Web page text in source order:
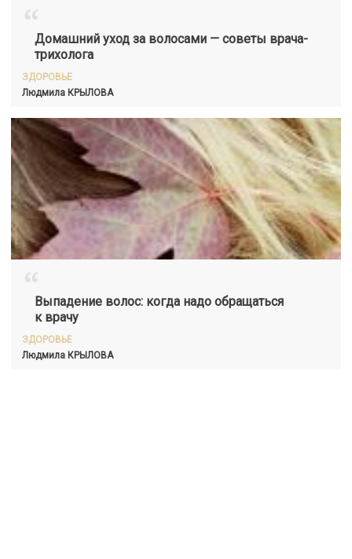
“Домашний уход за волосами — советы врача-
трихолога
ЗДОРОВЬЕ
Людмила КРЫЛОВА
“Выпадение волос: когда надо обращаться
к врачу
ЗДОРОВЬЕ
Людмила КРЫЛОВА